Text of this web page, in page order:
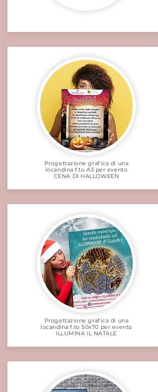
Progettazione grafica di una
locandina f.to A3 per evento
CENA DI HALLOWEEN
Progettazione grafica di una
locandina f.to 50x70 per evento
ILLUMINA IL NATALE